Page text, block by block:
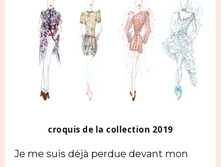
croquis de la collection 2019
Je me suis déjà perdue devant mon